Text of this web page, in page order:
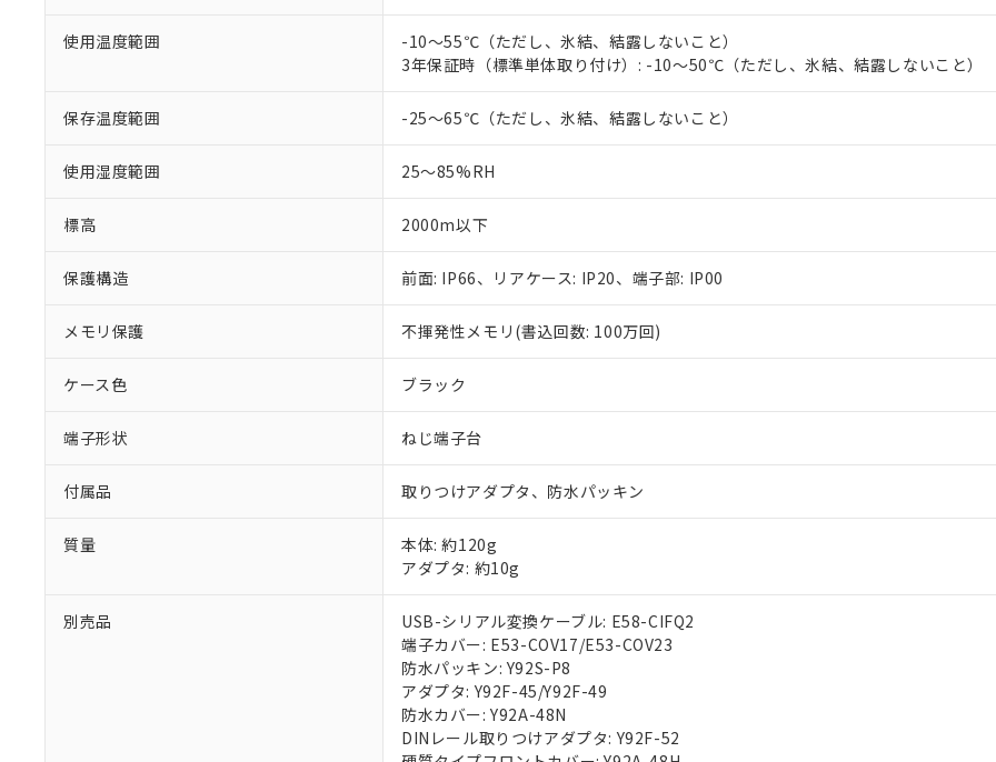
使用温度範囲
-10～55℃（ただし、氷結、結露しないこと）
3年保証時（標準単体取り付け）: -10～50℃（ただし、氷結、結露しないこと）
保存温度範囲 -25～65℃（ただし、氷結、結露しないこと）
使用湿度範囲 25～85%RH
標高 2000m以下
保護構造 前面: IP66、リアケース: IP20、端子部: IP00
メモリ保護 不揮発性メモリ(書込回数: 100万回)
ケース色 ブラック
端子形状 ねじ端子台
付属品 取りつけアダプタ、防水パッキン
質量
本体: 約120g
アダプタ: 約10g
別売品
USB-シリアル変換ケーブル: E58-CIFQ2
端子カバー: E53-COV17/E53-COV23
防水パッキン: Y92S-P8
アダプタ: Y92F-45/Y92F-49
防水カバー: Y92A-48N
DINレール取りつけアダプタ: Y92F-52